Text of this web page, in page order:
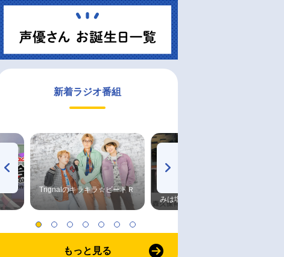
新着ラジオ番組
Trignalのキラキラ☆ビートＲ
みは塩だけ
もっと見る